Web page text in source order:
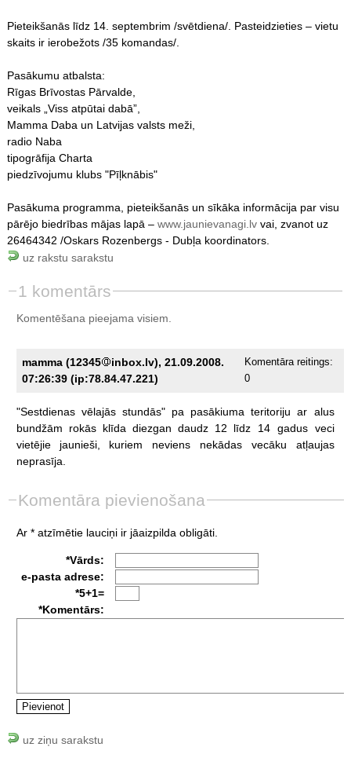
Pieteikšanās līdz 14. septembrim /svētdiena/. Pasteidzieties – vietu
skaits ir ierobežots /35 komandas/.
Pasākumu atbalsta:
Rīgas Brīvostas Pārvalde,
veikals „Viss atpūtai dabā”,
Mamma Daba un Latvijas valsts meži,
radio Naba
tipogrāfija Charta
piedzīvojumu klubs "Pīļknābis"
Pasākuma programma, pieteikšanās un sīkāka informācija par visu
pārējo biedrības mājas lapā – www.jaunievanagi.lvvai, zvanot uz
26464342 /Oskars Rozenbergs - Dubļa koordinators.
uz rakstu sarakstu
1 komentārs
Komentēšana pieejama visiem.
mamma (12345
inbox.lv), 21.09.2008.
07:26:39 (ip:78.84.47.221)
Komentāra reitings:
0
"Sestdienas vēlajās stundās" pa pasākiuma teritoriju ar alus
bundžām
rokās klīda diezgan daudz 12 līdz 14 gadus veci
vietējie
jaunieši, kuriem neviens nekādas vecāku
atļaujas
neprasīja.
Komentāra pievienošana
Ar * atzīmētie lauciņi ir jāaizpilda obligāti.
*Vārds:
e-pasta adrese:
*5+1=
*Komentārs:
uz ziņu sarakstu